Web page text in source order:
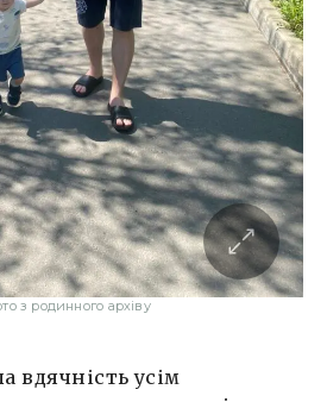
з родинного архіву
вдячність усім